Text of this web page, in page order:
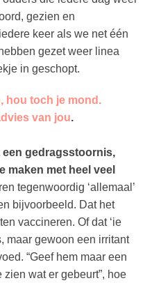
gezien en
keer als we net één
gezet weer linea
in geschopt.
hou toch je mond.
van jou.
een gedragsstoornis,
maken met heel veel
tegenwoordig ‘allemaal’
bijvoorbeeld. Dat het
vaccineren. Of dat ‘ie
maar gewoon een irritant
“Geef hem maar een
wat er gebeurt”, hoe